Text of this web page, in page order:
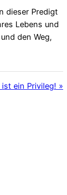
dieser Predigt
Lebens und
den Weg,
ist ein Privileg! »